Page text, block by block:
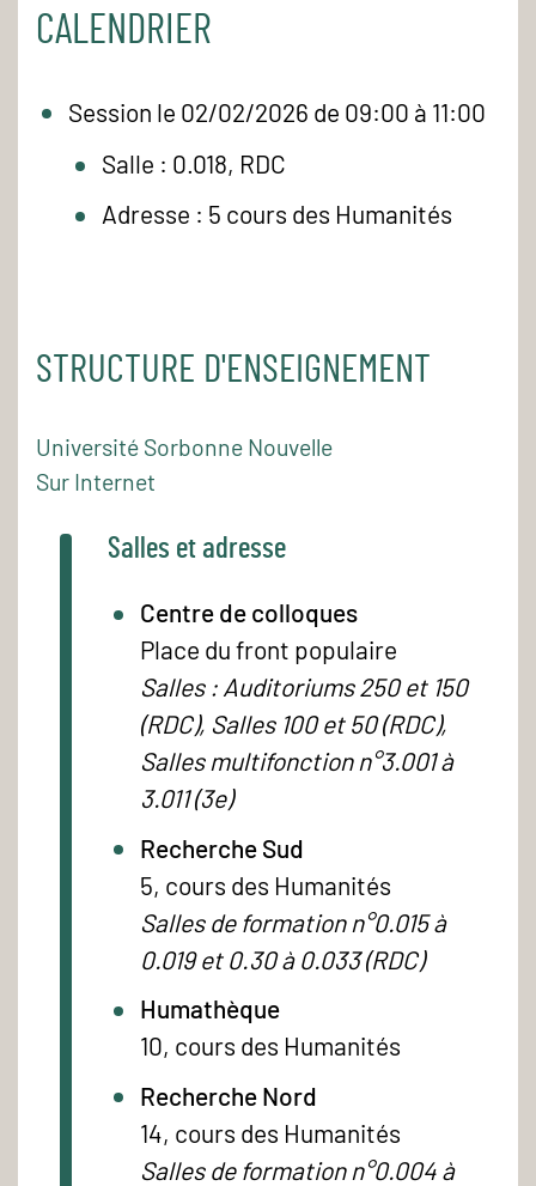
CALENDRIER
Session le 02/02/2026 de 09:00 à 11:00
Salle : 0.018, RDC
Adresse : 5 cours des Humanités
STRUCTURE D'ENSEIGNEMENT
Université Sorbonne Nouvelle
Sur Internet
Salles et adresse
Centre de colloques
Place du front populaire
Salles : Auditoriums 250 et 150
(RDC), Salles 100 et 50 (RDC),
Salles multifonction n°3.001 à
3.011 (3e)
Recherche Sud
5, cours des Humanités
Salles de formation n°0.015 à
0.019 et 0.30 à 0.033 (RDC)
Humathèque
10, cours des Humanités
Recherche Nord
14, cours des Humanités
Salles de formation n°0.004 à